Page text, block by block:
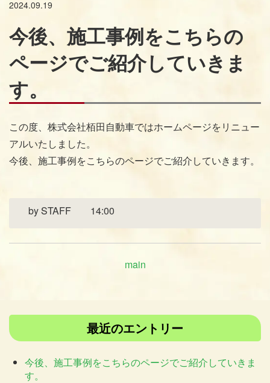
2024.09.19
今後、施工事例をこちらの
ページでご紹介していきま
す。
この度、株式会社栢田自動車ではホームページをリニュー
アルいたしました。
今後、施工事例をこちらのページでご紹介していきます。
bySTAFF 14:00
main
最近のエントリー
今後、施工事例をこちらのページでご紹介していきま
す。